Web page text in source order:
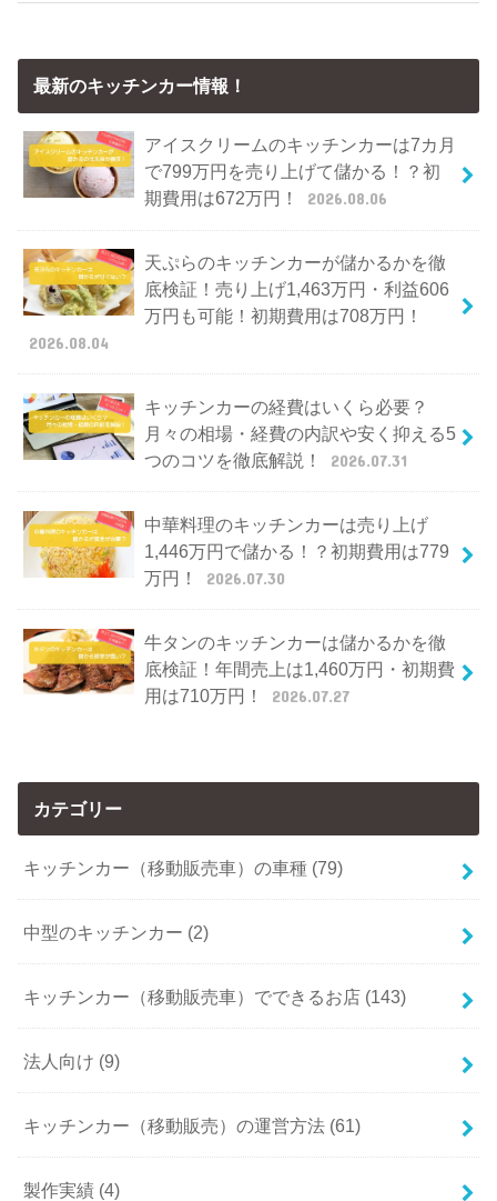
最新のキッチンカー情報！
アイスクリームのキッチンカーは7カ月
で799万円を売り上げて儲かる！？初
期費用は672万円！
2026.08.06
天ぷらのキッチンカーが儲かるかを徹
底検証！売り上げ1,463万円・利益606
万円も可能！初期費用は708万円！
2026.08.04
キッチンカーの経費はいくら必要？
月々の相場・経費の内訳や安く抑える5
つのコツを徹底解説！
2026.07.31
中華料理のキッチンカーは売り上げ
1,446万円で儲かる！？初期費用は779
万円！
2026.07.30
牛タンのキッチンカーは儲かるかを徹
底検証！年間売上は1,460万円・初期費
用は710万円！
2026.07.27
カテゴリー
キッチンカー（移動販売車）の車種 (79)
中型のキッチンカー (2)
キッチンカー（移動販売車）でできるお店 (143)
法人向け (9)
キッチンカー（移動販売）の運営方法 (61)
製作実績 (4)